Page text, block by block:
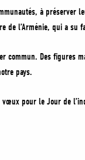
à préserver
l’Arménie, qui a su
commun. Des figures
pays.
pour le Jour de